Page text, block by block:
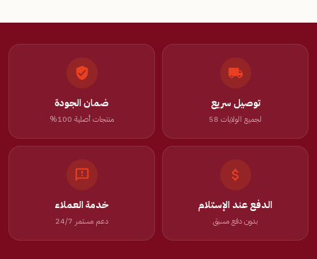
توصيل سريع
لجميع الولايات 58
ضمان الجودة
منتجات أصلية 100%
الدفع عند الإستلام
بدون دفع مسبق
خدمة العملاء
دعم مستمر 24/7